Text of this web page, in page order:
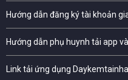
Hướng dẫn đăng ký tài khoản
Hướng dẫn phụ huynh tải app
Link tải ứng dụng